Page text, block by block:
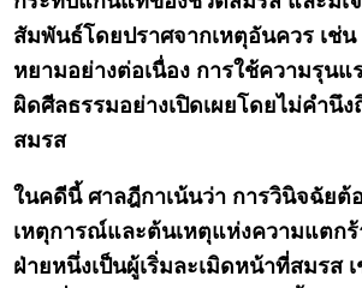
สัมพันธ์โดยปราศจากเหตุอันควร เช่
หยามอย่างต่อเนื่อง การใช้ความรุนแ
ผิดศีลธรรมอย่างเปิดเผยโดยไม่คำนึ
สมรส
ในคดีนี้ ศาลฎีกาเน้นว่า การวินิจฉัย
เหตุการณ์และต้นเหตุแห่งความแตก
ฝ่ายหนึ่งเป็นผู้เริ่มละเมิดหน้าที่สมรส